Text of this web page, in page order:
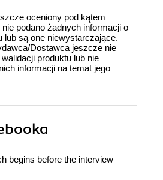
oceniony pod kątem
nie podano żadnych informacji o
lub są one niewystarczające.
Dostawca jeszcze nie
produktu lub nie
informacji na temat jego
begins before the interview